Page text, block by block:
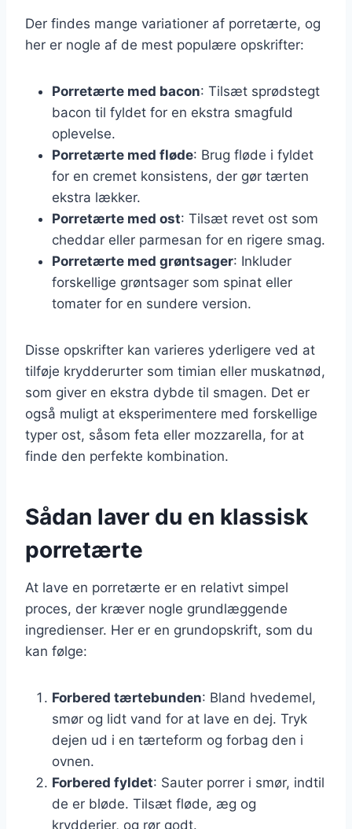
Der findes mange variationer af porretærte, og
her er nogle af de mest populære opskrifter:
Porretærte med bacon: Tilsæt sprødstegt
bacon til fyldet for en ekstra smagfuld
oplevelse.
Porretærte med fløde: Brug fløde i fyldet
for en cremet konsistens, der gør tærten
ekstra lækker.
Porretærte med ost: Tilsæt revet ost som
cheddar eller parmesan for en rigere smag.
Porretærte med grøntsager: Inkluder
forskellige grøntsager som spinat eller
tomater for en sundere version.
Disse opskrifter kan varieres yderligere ved at
tilføje krydderurter som timian eller muskatnød,
som giver en ekstra dybde til smagen. Det er
også muligt at eksperimentere med forskellige
typer ost, såsom feta eller mozzarella, for at
finde den perfekte kombination.
Sådan laver du en klassisk
porretærte
At lave en porretærte er en relativt simpel
proces, der kræver nogle grundlæggende
ingredienser. Her er en grundopskrift, som du
kan følge:
Forbered tærtebunden: Bland hvedemel,
smør og lidt vand for at lave en dej. Tryk
dejen ud i en tærteform og forbag den i
ovnen.
Forbered fyldet: Sauter porrer i smør, indtil
de er bløde. Tilsæt fløde, æg og
krydderier, og rør godt.